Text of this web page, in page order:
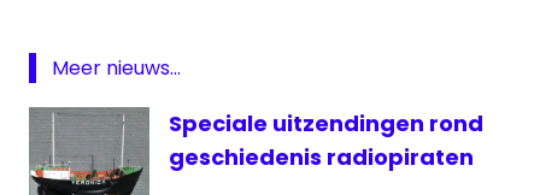
UFC
235
UFC
Meer nieuws...
Speciale uitzendingen rond
geschiedenis radiopiraten